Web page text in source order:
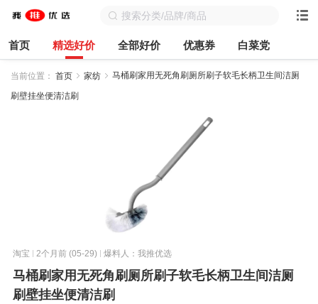
首页 精选好价 全部好价 优惠券 白菜党
当前位置： 首页 家纺 马桶刷家用无死角刷厕所刷子软毛长柄卫生间洁厕
刷壁挂坐便清洁刷
淘宝 2个月前 (05-29) 爆料人：我推优选
马桶刷家用无死角刷厕所刷子软毛长柄卫生间洁厕
刷壁挂坐便清洁刷